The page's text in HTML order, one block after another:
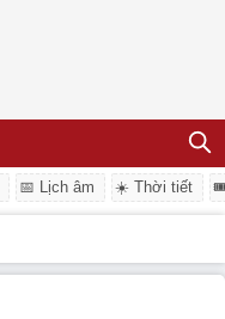
📅 Lịch âm ☀️ Thời tiết